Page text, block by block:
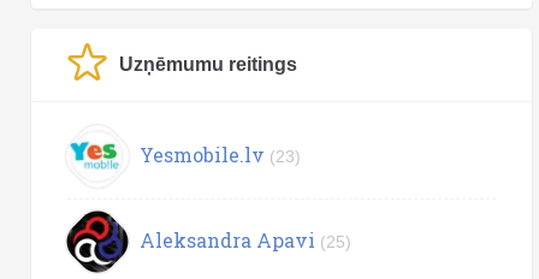
Uzņēmumu reitings
Yesmobile.lv (23)
Aleksandra Apavi (25)